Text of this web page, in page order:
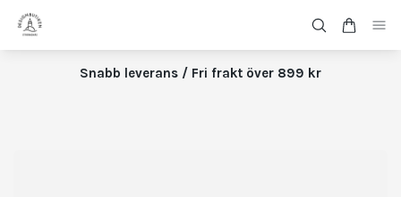
Snabb leverans / Fri frakt över 899 kr